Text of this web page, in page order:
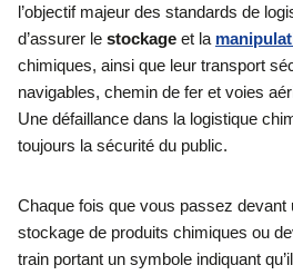
l’objectif majeur des standards de
d’assurer le stockage et la
chimiques, ainsi que leur transport
navigables, chemin de fer et voies
Une défaillance dans la logistique
toujours la sécurité du public.
Chaque fois que vous passez devant
stockage de produits chimiques ou
train portant un symbole indiquant